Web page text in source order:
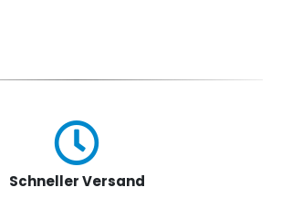
Schneller Versand